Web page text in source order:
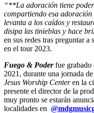
“**La adoración tiene
compartiendo esa
levanta a los caídos y
disipa las tinieblas y hace
en sus redes tras preguntar
en el tour 2023.
Fuego & Poderfue grabado
2021, durante una jornada
Jesus Worship Centeren la
presente el director de la
muy pronto se estarán
localidades en